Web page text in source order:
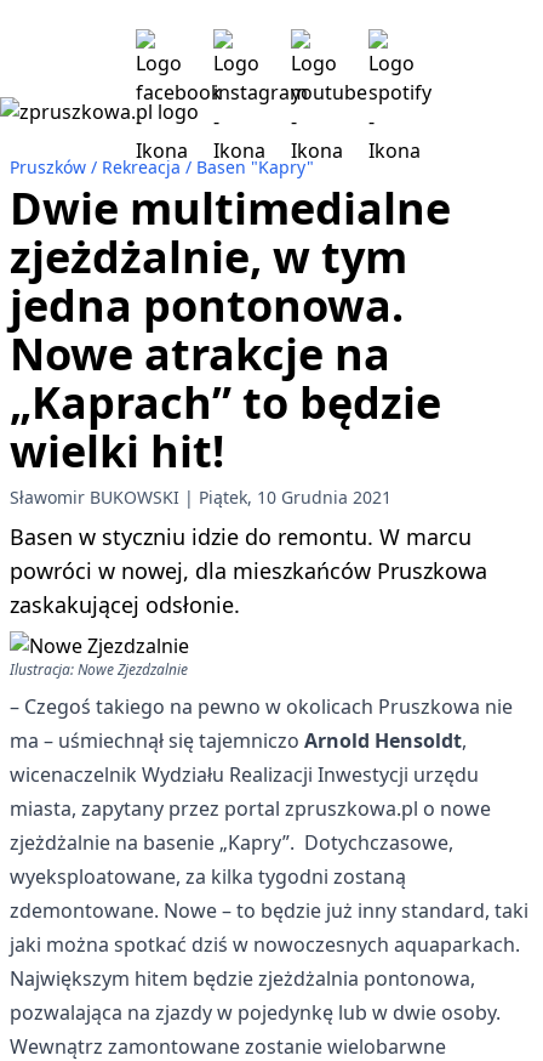
Pruszków Rekreacja Basen "Kapry"
Dwie multimedialne
zjeżdżalnie, w tym
jedna pontonowa.
Nowe atrakcje na
„Kaprach” to będzie
wielki hit!
Sławomir BUKOWSKI Piątek, 10 Grudnia 2021
Basen w styczniu idzie do remontu. W marcu
powróci w nowej, dla mieszkańców Pruszkowa
zaskakującej odsłonie.
Ilustracja: Nowe Zjezdzalnie
– Czegoś takiego na pewno w okolicach Pruszkowa nie
ma – uśmiechnął się tajemniczo Arnold Hensoldt,
wicenaczelnik Wydziału Realizacji Inwestycji urzędu
miasta, zapytany przez portal zpruszkowa.pl o nowe
zjeżdżalnie na basenie „Kapry”. Dotychczasowe,
wyeksploatowane, za kilka tygodni zostaną
zdemontowane. Nowe – to będzie już inny standard, taki
jaki można spotkać dziś w nowoczesnych aquaparkach.
Największym hitem będzie zjeżdżalnia pontonowa,
pozwalająca na zjazdy w pojedynkę lub w dwie osoby.
Wewnątrz zamontowane zostanie wielobarwne